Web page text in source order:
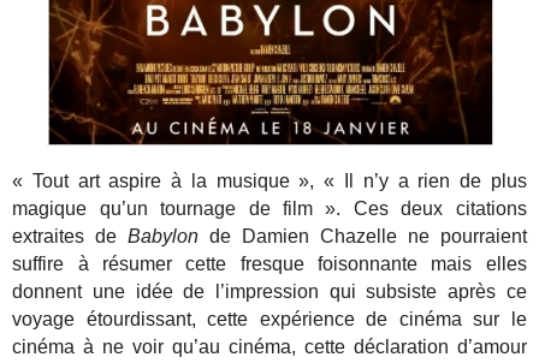
« Tout art aspire à la musique », « Il n’y a rien de plus
magique qu’un tournage de film ». Ces deux citations
extraites deBabylon de Damien Chazelle ne pourraient
suffire à résumer cette fresque foisonnante mais elles
donnent une idée de l’impression qui subsiste après ce
voyage étourdissant, cette expérience de cinéma sur le
cinéma à ne voir qu’au cinéma, cette déclaration d’amour